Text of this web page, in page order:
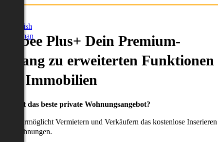
English
German
Plus+ Dein Premium-
zu erweiterten Funktionen
Immobilien
willst das beste private Wohnungsangebot?
ermöglicht Vermietern und Verkäufern das kostenlose Inserieren
Wohnungen.